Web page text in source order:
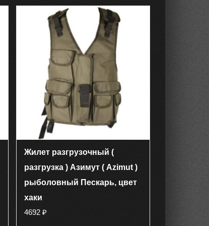
имеет
несколько
вариаций.
Опции
можно
на
странице
товара.
Жилет разгрузочный (
разгрузка ) Азимут ( Azimut )
рыболовный Пескарь, цвет
хаки
4692 ₽